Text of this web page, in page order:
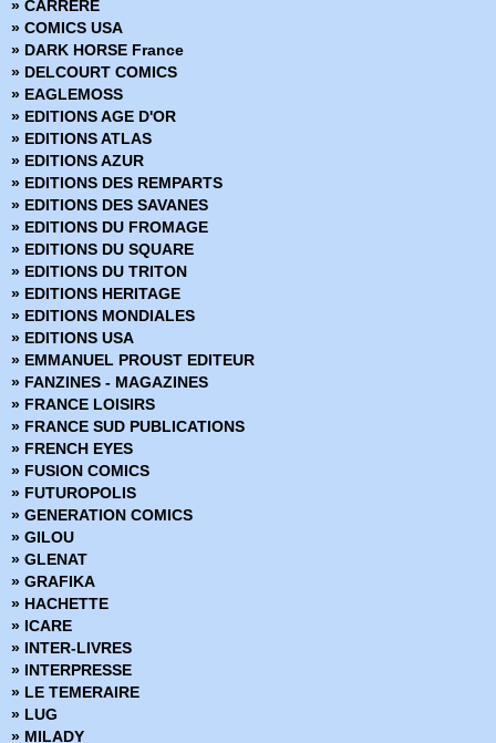
» Etranges Aventures
» Faucon Noir - Collection Flash
» Flash
» Flash - Pocket NB - Collection Cosmos Flash
» Flash (Pop Magazine)
» Flash Comics
» Frankenshtein - Pocket NB
» Green Lantern - Pocket NB - Collection Flash
» Green Lantern (Pop Magazine)
» Hercule - Collection Flash Nouvelle Formule
» Hercule - Pocket NB - Collection Flash
» Hex - DC Arédit
» Hulk - Gamma
» Hulk - Pocket Color
» Hulk - Pocket NB
» Hulk (Collection Flash Nouvelle Formule)
» Hulk Géant
» Hulk HS
» Il est Minuit
» Il est Minuit - Comics Pocket Série 1
» Il est Minuit - Comics Pocket Série 2
» Jonah Hex - Arédit DC Couleur
» Jonah Hex - DC Arédit - Pocket NB
» Judge Dredd
» Kamandi - Artima Color DC Superstar
» Kamandi - Comics Pocket
» Kazar
» King Conan
» Kull - Pocket Couleur
» L'Escadron des Etoiles
» L'Inattendu - Comics Pocket
» La Créature du Marais - Arédit DC Couleur - Serie 1
» La Créature du Marais - Artima Color Dc Super Star
» CARRERE
» COMICS USA
» DARK HORSE France
» DELCOURT COMICS
» EAGLEMOSS
» EDITIONS AGE D'OR
» EDITIONS ATLAS
» EDITIONS AZUR
» EDITIONS DES REMPARTS
» EDITIONS DES SAVANES
» EDITIONS DU FROMAGE
» EDITIONS DU SQUARE
» EDITIONS DU TRITON
» EDITIONS HERITAGE
» EDITIONS MONDIALES
» EDITIONS USA
» EMMANUEL PROUST EDITEUR
» FANZINES - MAGAZINES
» FRANCE LOISIRS
» FRANCE SUD PUBLICATIONS
» FRENCH EYES
» FUSION COMICS
» FUTUROPOLIS
» GENERATION COMICS
» GILOU
» GLENAT
» GRAFIKA
» HACHETTE
» ICARE
» INTER-LIVRES
» INTERPRESSE
» LE TEMERAIRE
» LUG
» MILADY